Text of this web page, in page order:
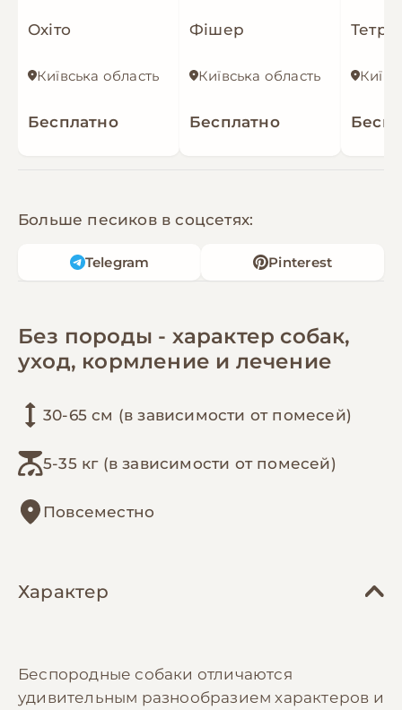
Охіто
Київська область
Бесплатно
Фішер
Київська область
Бесплатно
Тетріс
Больше песиков в соцсетях:
Telegram Pinterest
Без породы - характер собак,
уход, кормление и лечение
30-65 см (в зависимости от помесей)
5-35 кг (в зависимости от помесей)
Повсеместно
Характер
Беспородные собаки отличаются
удивительным разнообразием характеров и